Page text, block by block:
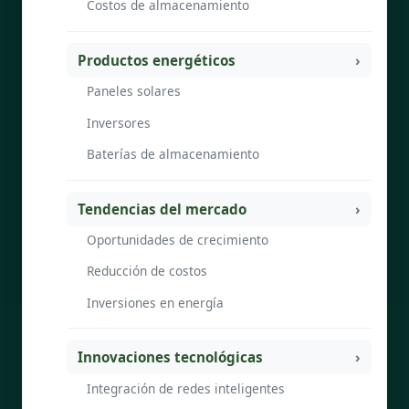
Costos de almacenamiento
Productos energéticos
Paneles solares
Inversores
Baterías de almacenamiento
Tendencias del mercado
Oportunidades de crecimiento
Reducción de costos
Inversiones en energía
Innovaciones tecnológicas
Integración de redes inteligentes